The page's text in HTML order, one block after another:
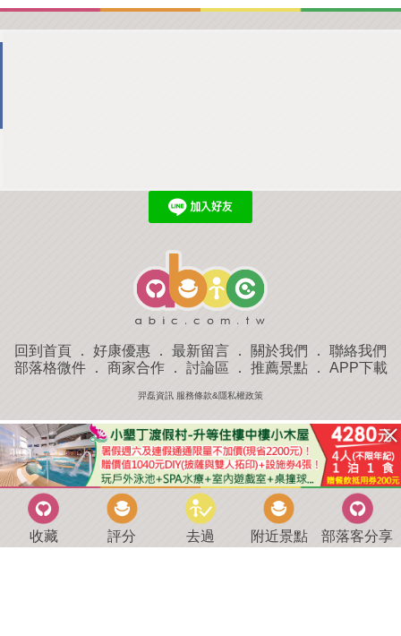
回到首頁 ． 好康優惠 ． 最新留言 ． 關於我們 ． 聯絡我們
部落格微件． 商家合作． 討論區 ． 推薦景點． APP下載
羿磊資訊 服務條款&隱私權政策
收藏 評分 去過 附近景點 部落客分享